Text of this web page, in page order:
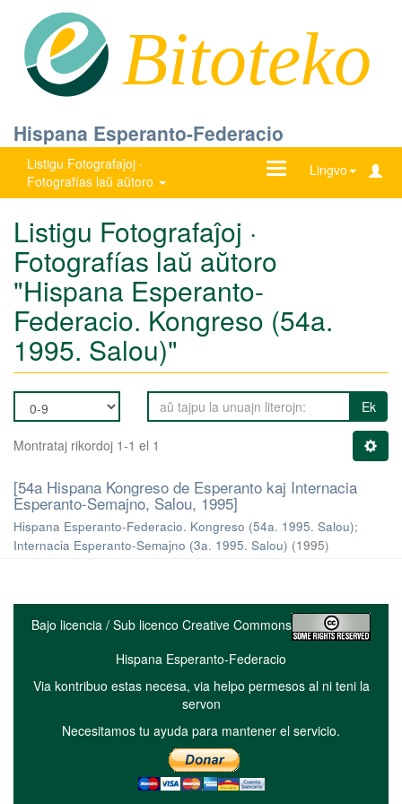
Bitoteko
Hispana Esperanto-Federacio
Listigu Fotografaĵoj ·
Fotografías laŭ aŭtoro
Lingvo
Ŝanĝu
Listigu Fotografaĵoj ·
Fotografías laŭ aŭtoro
"Hispana Esperanto-
Federacio. Kongreso (54a.
1995. Salou)"
Ek
Montrataj rikordoj 1-1 el 1
[54a Hispana Kongreso de Esperanto kaj Internacia
Esperanto-Semajno, Salou, 1995]
Hispana Esperanto-Federacio. Kongreso (54a. 1995. Salou);
Internacia Esperanto-Semajno (3a. 1995. Salou) (1995)
Bajo licencia / Sub licenco Creative Commons
Hispana Esperanto-Federacio
Via kontribuo estas necesa, via helpo permesos al ni teni la
servon
Necesitamos tu ayuda para mantener el servicio.